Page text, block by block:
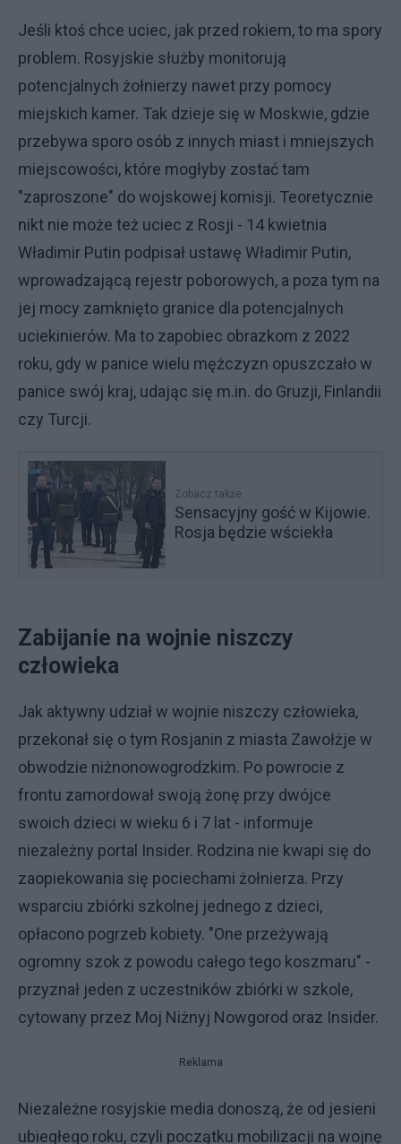
Jeśli ktoś chce uciec, jak przed rokiem, to ma spory
problem. Rosyjskie służby monitorują
potencjalnych żołnierzy nawet przy pomocy
miejskich kamer. Tak dzieje się w Moskwie, gdzie
przebywa sporo osób z innych miast i mniejszych
miejscowości, które mogłyby zostać tam
"zaproszone" do wojskowej komisji. Teoretycznie
nikt nie może też uciec z Rosji - 14 kwietnia
Władimir Putin podpisał ustawę Władimir Putin,
wprowadzającą rejestr poborowych, a poza tym na
jej mocy zamknięto granice dla potencjalnych
uciekinierów. Ma to zapobiec obrazkom z 2022
roku, gdy w panice wielu mężczyzn opuszczało w
panice swój kraj, udając się m.in. do Gruzji, Finlandii
czy Turcji.
Zobacz także
Sensacyjny gość w Kijowie.
Rosja będzie wściekła
Zabijanie na wojnie niszczy
człowieka
Jak aktywny udział w wojnie niszczy człowieka,
przekonał się o tym Rosjanin z miasta Zawołżje w
obwodzie niżnonowogrodzkim. Po powrocie z
frontu zamordował swoją żonę przy dwójce
swoich dzieci w wieku 6 i 7 lat - informuje
niezależny portal Insider. Rodzina nie kwapi się do
zaopiekowania się pociechami żołnierza. Przy
wsparciu zbiórki szkolnej jednego z dzieci,
opłacono pogrzeb kobiety. "One przeżywają
ogromny szok z powodu całego tego koszmaru" -
przyznał jeden z uczestników zbiórki w szkole,
cytowany przez Moj Niżnyj Nowgorod oraz Insider.
Reklama
Niezależne rosyjskie media donoszą, że od jesieni
ubiegłego roku, czyli początku mobilizacji na wojnę